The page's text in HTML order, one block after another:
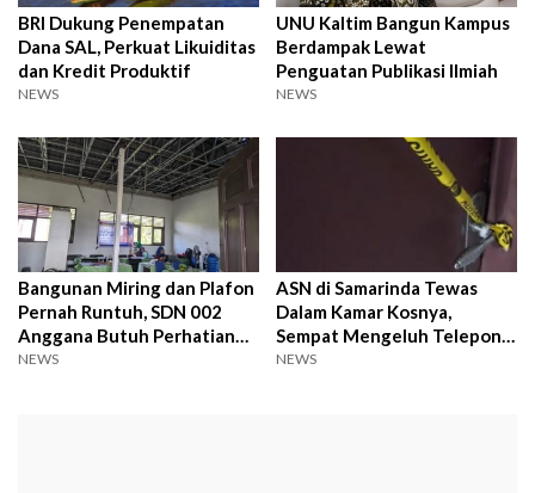
BRI Dukung Penempatan
Dana SAL, Perkuat Likuiditas
dan Kredit Produktif
NEWS
UNU Kaltim Bangun Kampus
Berdampak Lewat
Penguatan Publikasi Ilmiah
NEWS
Bangunan Miring dan Plafon
Pernah Runtuh, SDN 002
Anggana Butuh Perhatian
Pemerintah
NEWS
ASN di Samarinda Tewas
Dalam Kamar Kosnya,
Sempat Mengeluh Telepon
Istri
NEWS